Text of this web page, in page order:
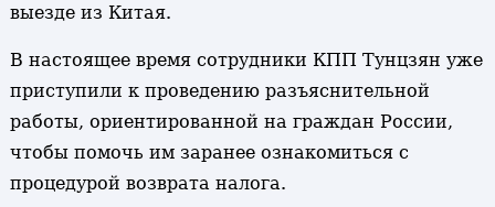
выезде из Китая.
В настоящее время сотрудники КПП Тунцзян уже
приступили к проведению разъяснительной
работы, ориентированной на граждан России,
чтобы помочь им заранее ознакомиться с
процедурой возврата налога.